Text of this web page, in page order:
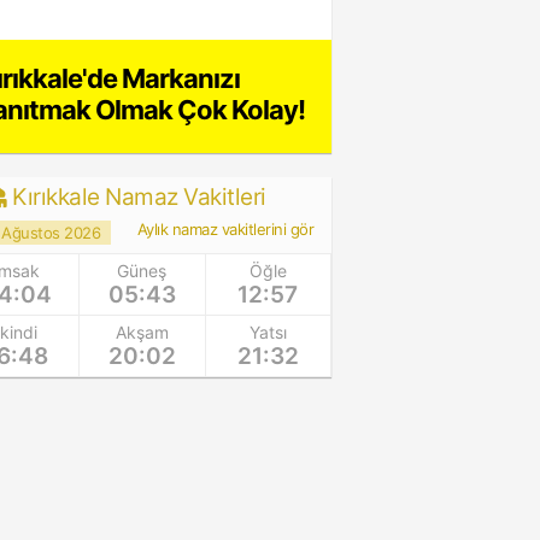
Markanızı
Olmak Çok Kolay!
Kırıkkale Namaz Vakitleri
2026 Aylık namaz vakitlerini gör
Güneş
05:43
Öğle
12:57
Akşam
20:02
Yatsı
21:32